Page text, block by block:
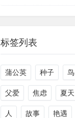
标签列表
蒲公英 种子 鸟
父爱 焦虑 夏天
人 故事 艳遇